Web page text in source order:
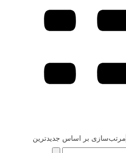
مرتب‌سازی بر اساس جدیدترین